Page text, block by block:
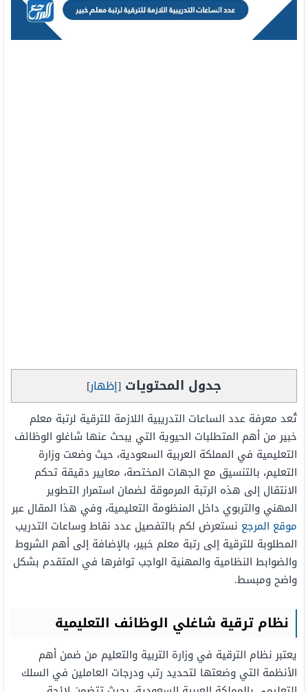
جدول المحتويات [إظهار]
تُعد معرفة عدد الساعات التدريبية اللازمة للترقية لرتبة معلم
خبير من أهم المتطلبات الحيوية التي يبحث عنها شاغلو الوظائف
التعليمية في المملكة العربية السعودية، حيث وضعت وزارة
التعليم، بالتنسيق مع الجهات المختصة، معايير دقيقة تحكم
الانتقال إلى هذه الرتبة المرموقة لضمان استمرار التطوير
المهني والتربوي داخل المنظومة التعليمية، وفي هذا المقال عبر
موقع المرجع نستعرض لكم بالتفصيل عدد نقاط وساعات التدريب
المطلوبة للترقية إلى رتبة معلم خبير، بالإضافة إلى أهم الشروط
والضوابط النظامية والمهنية الواجب توافرها في المتقدم بشكل
واضح ومبسط.
نظام ترقية شاغلي الوظائف التعليمية
يعتبر نظام الترقية في وزارة التربية والتعليم من ضمن أهم
الأنظمة التي وضعتها لتحديد رتب ودرجات العاملين في السلك